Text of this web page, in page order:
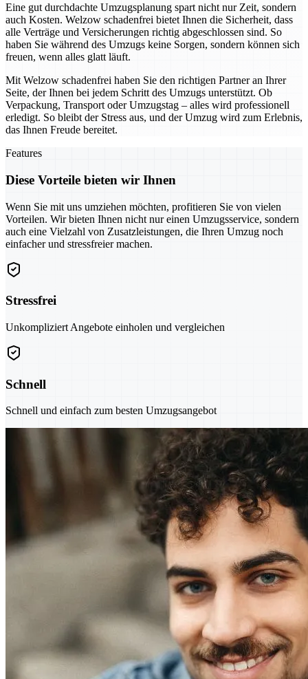
Eine gut durchdachte Umzugsplanung spart nicht nur Zeit, sondern
auch Kosten. Welzow schadenfrei bietet Ihnen die Sicherheit, dass
alle Verträge und Versicherungen richtig abgeschlossen sind. So
haben Sie während des Umzugs keine Sorgen, sondern können sich
freuen, wenn alles glatt läuft.
Mit Welzow schadenfrei haben Sie den richtigen Partner an Ihrer
Seite, der Ihnen bei jedem Schritt des Umzugs unterstützt. Ob
Verpackung, Transport oder Umzugstag – alles wird professionell
erledigt. So bleibt der Stress aus, und der Umzug wird zum Erlebnis,
das Ihnen Freude bereitet.
Features
Diese Vorteile bieten wir Ihnen
Wenn Sie mit uns umziehen möchten, profitieren Sie von vielen
Vorteilen. Wir bieten Ihnen nicht nur einen Umzugsservice, sondern
auch eine Vielzahl von Zusatzleistungen, die Ihren Umzug noch
einfacher und stressfreier machen.
Stressfrei
Unkompliziert Angebote einholen und vergleichen
Schnell
Schnell und einfach zum besten Umzugsangebot